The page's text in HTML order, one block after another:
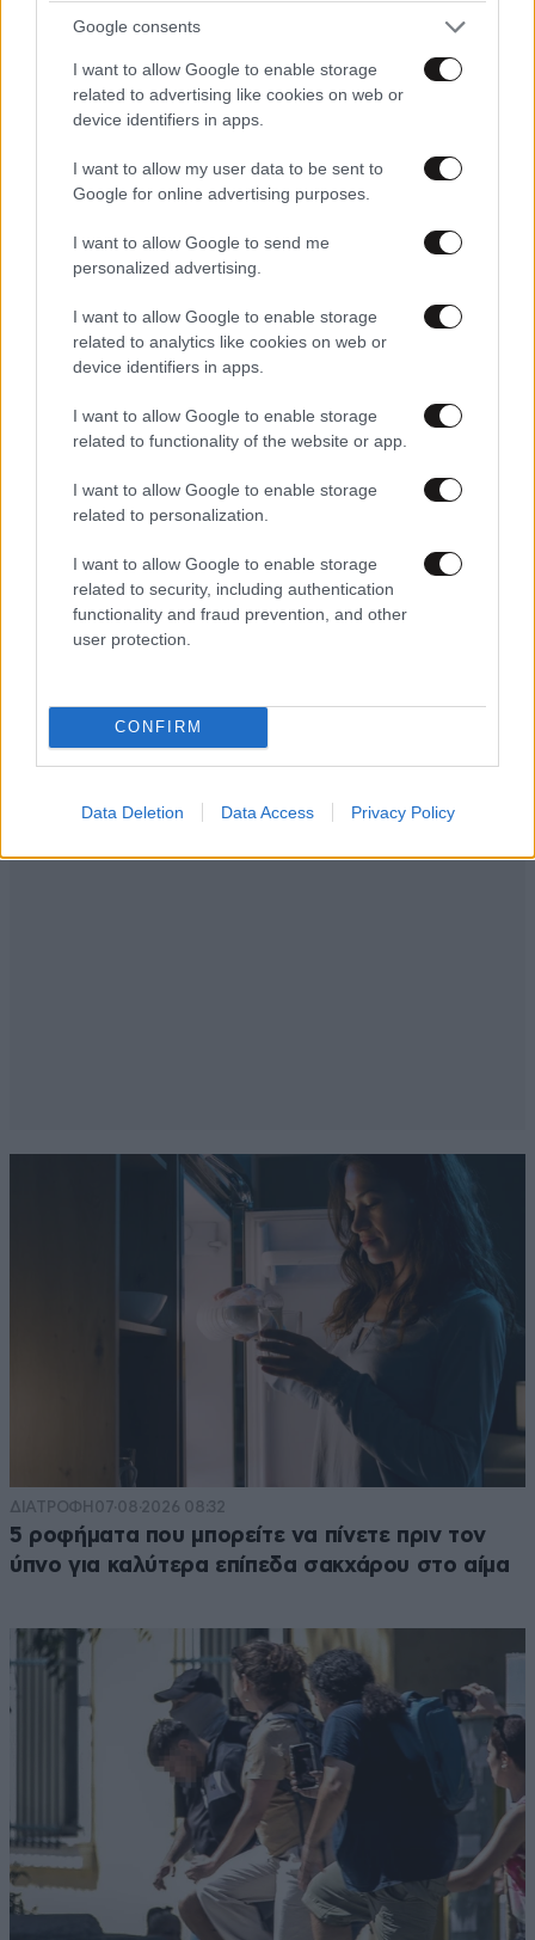
Google consents
I want to allow Google to enable storage
related to advertising like cookies on web or
device identifiers in apps.
I want to allow my user data to be sent to
Google for online advertising purposes.
I want to allow Google to send me
personalized advertising.
I want to allow Google to enable storage
related to analytics like cookies on web or
device identifiers in apps.
I want to allow Google to enable storage
related to functionality of the website or app.
I want to allow Google to enable storage
related to personalization.
I want to allow Google to enable storage
related to security, including authentication
functionality and fraud prevention, and other
user protection.
CONFIRM
Data Deletion Data Access Privacy Policy
Βίντεο-ντοκουμέντο από το θανατηφόρο
τροχαίο στις Σέρρες: Η στιγμή που το ΙΧ μπαίνει
στο αντίθετο ρεύμα – Ακαριαία πέθαναν γιος
και μητέρα
ΔΙΑΤΡΟΦΗ 07·08·2026 08:32
5 ροφήματα που μπορείτε να πίνετε πριν τον
ύπνο για καλύτερα επίπεδα σακχάρου στο αίμα